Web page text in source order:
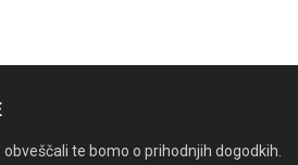
te bomo o prihodnjih dogodkih.